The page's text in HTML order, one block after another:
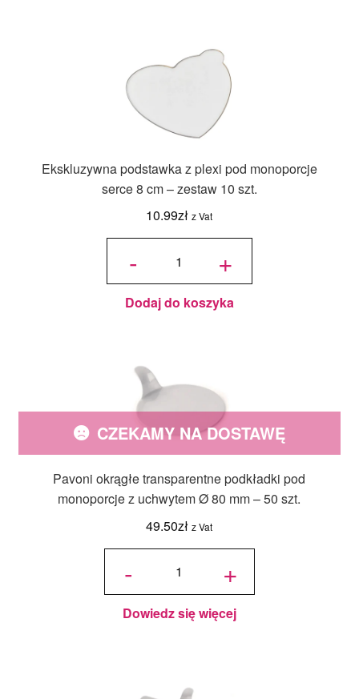
Ekskluzywna podstawka z plexi pod monoporcje
serce 8 cm – zestaw 10 szt.
10.99zł z Vat
-
ilość
podstawka z
plexi pod
monoporcje
serce 8 cm –
zestaw 10
szt.
+
Dodaj do koszyka
Pavoni okrągłe transparentne podkładki pod
monoporcje z uchwytem Ø 80 mm – 50 szt.
49.50zł z Vat
CZEKAMY NA DOSTAWĘ
-
ilość Pavoni
transparentne
podkładki
monoporcje z
uchwytem Ø
80 mm – 50
+
Dowiedz się więcej